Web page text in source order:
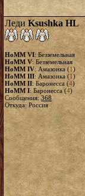
Леди Ksushka HL
HoMM VI: Безземельная
HoMM V: Безземельная
HoMM IV: Амазонка (1)
HoMM III: Амазонка (1)
HoMM II: Баронесса (4)
HoMM I: Баронесса (4)
Сообщения:368
Откуда: Россия